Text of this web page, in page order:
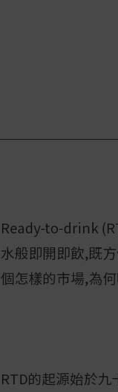
Ready-to-drink
水般即開即飲,既
個怎樣的市場,為
RTD的起源始於